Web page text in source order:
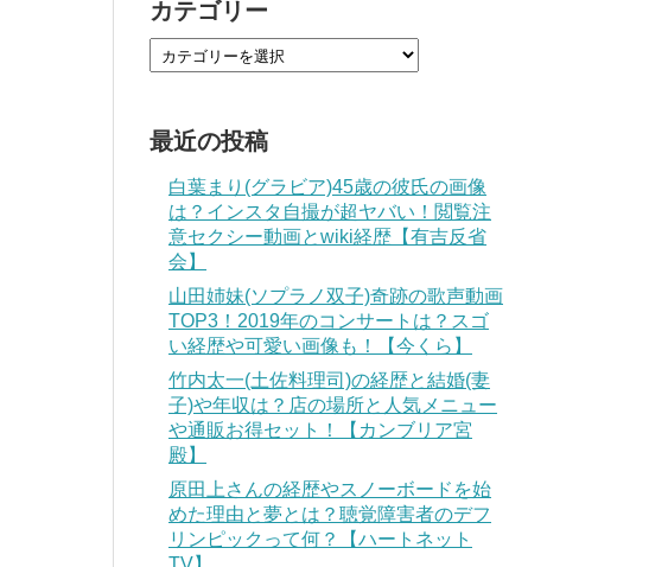
カテゴリー
最近の投稿
白葉まり(グラビア)45歳の彼氏の画像
は？インスタ自撮が超ヤバい！閲覧注
意セクシー動画とwiki経歴【有吉反省
会】
山田姉妹(ソプラノ双子)奇跡の歌声動画
TOP3！2019年のコンサートは？スゴ
い経歴や可愛い画像も！【今くら】
竹内太一(土佐料理司)の経歴と結婚(妻
子)や年収は？店の場所と人気メニュー
や通販お得セット！【カンブリア宮
殿】
原田上さんの経歴やスノーボードを始
めた理由と夢とは？聴覚障害者のデフ
リンピックって何？【ハートネット